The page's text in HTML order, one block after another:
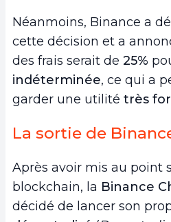
Néanmoins, Binance a
cette décision et a
des frais serait de 25%
indéterminée, ce qui a
garder une utilité très
La sortie de
Après avoir mis au point
blockchain, la Binance
décidé de lancer son